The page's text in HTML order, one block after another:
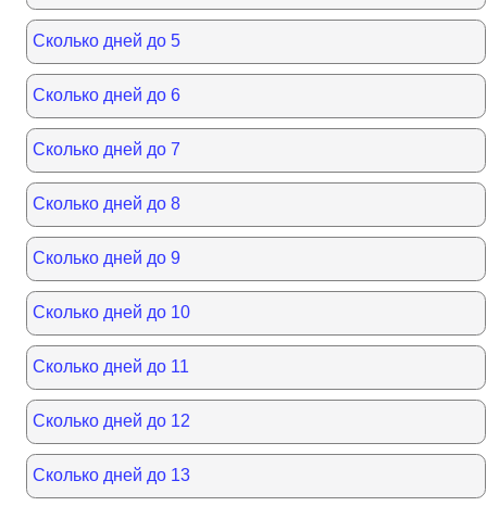
Сколько дней до 5
Сколько дней до 6
Сколько дней до 7
Сколько дней до 8
Сколько дней до 9
Сколько дней до 10
Сколько дней до 11
Сколько дней до 12
Сколько дней до 13